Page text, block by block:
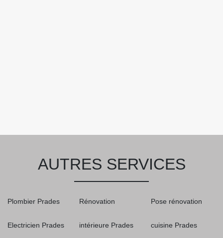
AUTRES SERVICES
Plombier Prades
Electricien Prades
Rénovation
intérieure Prades
Pose rénovation
cuisine Prades